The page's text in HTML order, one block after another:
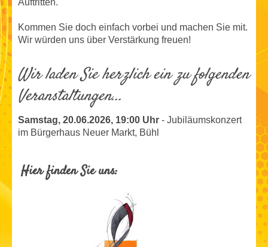
Kommen Sie doch einfach vorbei und machen Sie mit.
Wir würden uns über Verstärkung freuen!
Wir laden Sie herzlich ein zu folgenden
Veranstaltungen...
Samstag, 20.06.2026, 19:00 Uhr - Jubiläumskonzert
im Bürgerhaus Neuer Markt, Bühl
Hier finden Sie uns: